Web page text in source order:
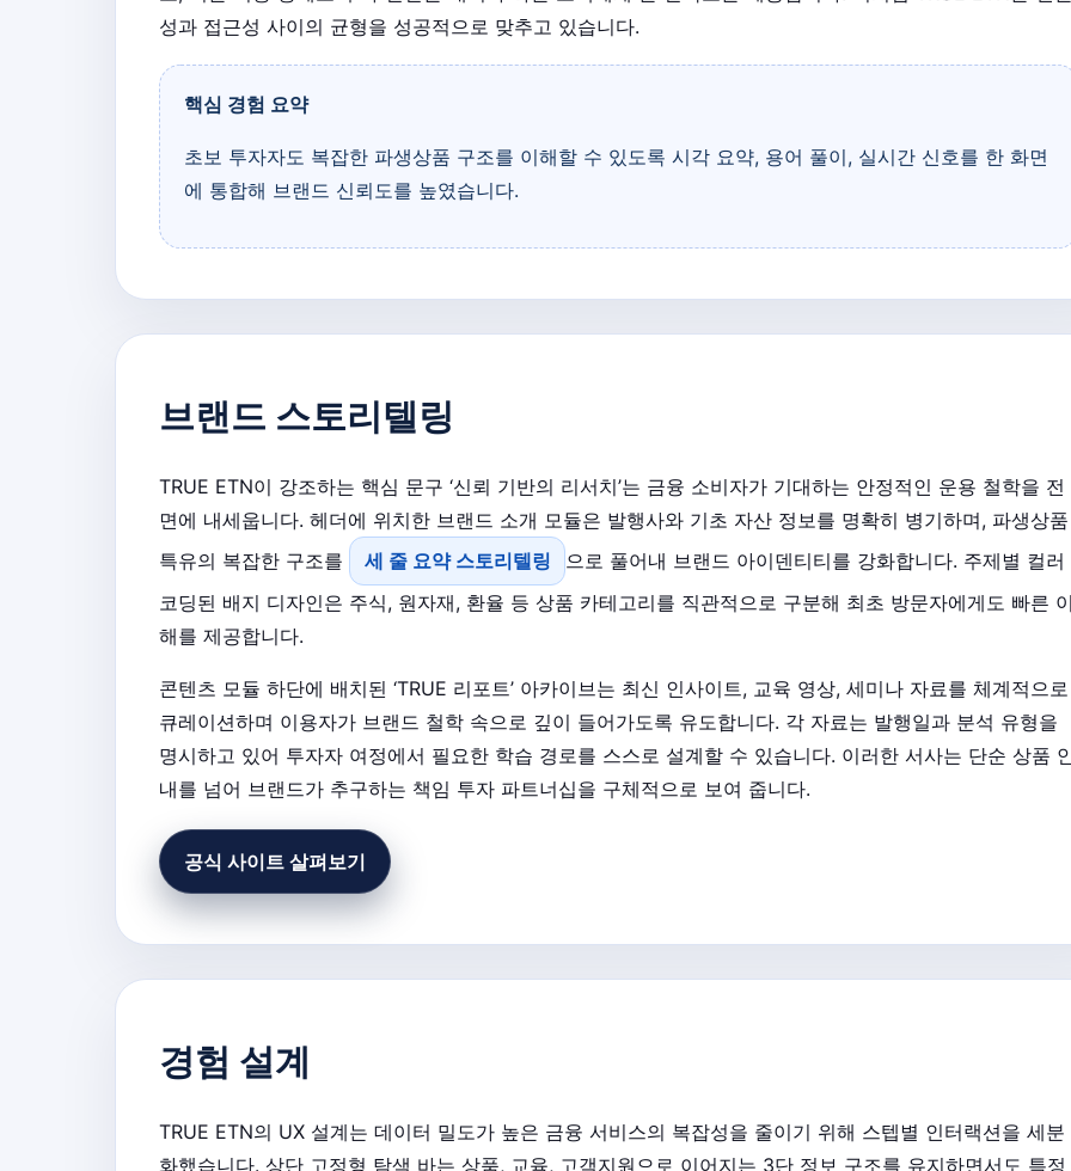
성과 접근성 사이의 균형을 성공적으로 맞추고 있습니다.
핵심 경험 요약
초보 투자자도 복잡한 파생상품 구조를 이해할 수 있도록 시각 요약, 용어 풀이, 실시간 신호를 한 화면
에 통합해 브랜드 신뢰도를 높였습니다.
브랜드 스토리텔링
TRUE ETN이 강조하는 핵심 문구 ‘신뢰 기반의 리서치’는 금융 소비자가 기대하는 안정적인 운용 철학을 전
면에 내세웁니다. 헤더에 위치한 브랜드 소개 모듈은 발행사와 기초 자산 정보를 명확히 병기하며, 파생상품
특유의 복잡한 구조를
세 줄 요약 스토리텔링
으로 풀어내 브랜드 아이덴티티를 강화합니다. 주제별 컬러
코딩된 배지 디자인은 주식, 원자재, 환율 등 상품 카테고리를 직관적으로 구분해 최초 방문자에게도 빠른
해를 제공합니다.
콘텐츠 모듈 하단에 배치된 ‘TRUE 리포트’ 아카이브는 최신 인사이트, 교육 영상, 세미나 자료를 체계적으로
큐레이션하며 이용자가 브랜드 철학 속으로 깊이 들어가도록 유도합니다. 각 자료는 발행일과 분석 유형을
명시하고 있어 투자자 여정에서 필요한 학습 경로를 스스로 설계할 수 있습니다. 이러한 서사는 단순 상품
내를 넘어 브랜드가 추구하는 책임 투자 파트너십을 구체적으로 보여 줍니다.
공식 사이트 살펴보기
경험 설계
TRUE ETN의 UX 설계는 데이터 밀도가 높은 금융 서비스의 복잡성을 줄이기 위해 스텝별 인터랙션을 세분
화했습니다. 상단 고정형 탐색 바는 상품, 교육, 고객지원으로 이어지는 3단 정보 구조를 유지하면서도 특정